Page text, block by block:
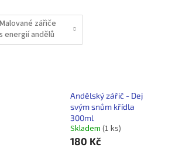
Malované zářiče
s energií andělů
Andělský zářič - Dej
svým snům křídla
300ml
Skladem (1 ks)
180 Kč